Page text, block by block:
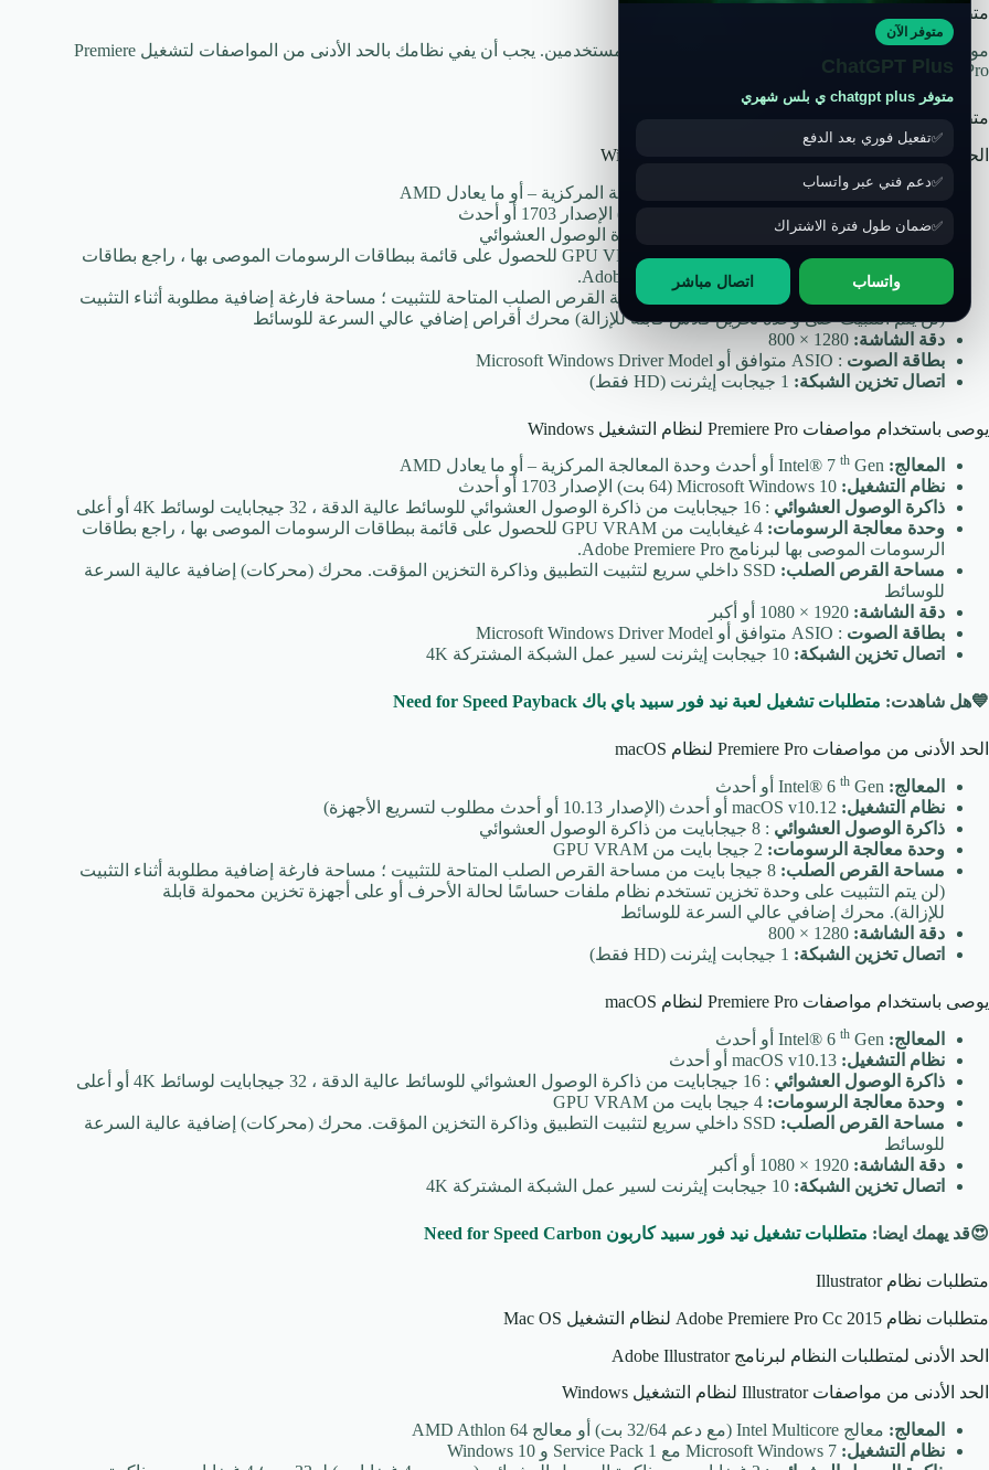
متطلبات نظام Adobe Premiere Pro
مواصفات النظام الموصى بها أدناه هي أفضل خيار للمستخدمين. يجب أن يفي نظامك بالحد الأدنى من المواصفات لتشغيل Premiere
Pro.
متطلبات النظام لبرنامج Adobe Premiere Pro
الحد الأدنى من مواصفات Premiere Pro لنظام Windows
المعالج:Intel® 6
th Gen أو أحدث وحدة المعالجة المركزية – أو ما يعادل AMD
ذاكرة الوصول العشوائي
وحدة معالجة الرسومات:
2 غيغابايت من GPU VRAM للحصول على قائمة ببطاقات الرسومات الموصى بها ، راجع بطاقات
الرسومات الموصى بها لبرنامج Adobe Premiere Pro.
مساحة القرص الصلب:
8 جيجا بايت من مساحة القرص الصلب المتاحة للتثبيت ؛ مساحة فارغة إضافية مطلوبة أثناء التثبيت
(لن يتم التثبيت على وحدة تخزين فلاش قابلة للإزالة) محرك أقراص إضافي عالي السرعة للوسائط
دقة الشاشة:
بطاقة الصوت : ASIO متوافق أو Microsoft Windows Driver Model
اتصال تخزين الشبكة:
يوصى باستخدام مواصفات Premiere Pro لنظام التشغيل Windows
المعالج:
th Gen أو أحدث وحدة المعالجة المركزية – أو ما يعادل AMD
نظام التشغيل:
ذاكرة الوصول العشوائي : 16 جيجابايت من ذاكرة الوصول العشوائي للوسائط عالية الدقة ، 32 جيجابايت لوسائط 4K أو أعلى
وحدة معالجة الرسومات:
4 غيغابايت من GPU VRAM للحصول على قائمة ببطاقات الرسومات الموصى بها ، راجع بطاقات
الرسومات الموصى بها لبرنامج Adobe Premiere Pro.
مساحة القرص الصلب:
SSD داخلي سريع لتثبيت التطبيق وذاكرة التخزين المؤقت. محرك (محركات) إضافية عالية السرعة
للوسائط
دقة الشاشة:
بطاقة الصوت : ASIO متوافق أو Microsoft Windows Driver Model
اتصال تخزين الشبكة:
💙هل شاهدت: متطلبات تشغيل لعبة نيد فور سبيد باي باك Need for Speed Payback
الحد الأدنى من مواصفات Premiere Pro لنظام macOS
المعالج:
th Gen أو أحدث
نظام التشغيل:
ذاكرة الوصول العشوائي : 8 جيجابايت من ذاكرة الوصول العشوائي
وحدة معالجة الرسومات:
مساحة القرص الصلب:
8 جيجا بايت من مساحة القرص الصلب المتاحة للتثبيت ؛ مساحة فارغة إضافية مطلوبة أثناء التثبيت
(لن يتم التثبيت على وحدة تخزين تستخدم نظام ملفات حساسًا لحالة الأحرف أو على أجهزة تخزين محمولة قابلة
للإزالة). محرك إضافي عالي السرعة للوسائط
دقة الشاشة:
اتصال تخزين الشبكة:
يوصى باستخدام مواصفات Premiere Pro لنظام macOS
المعالج:
th Gen أو أحدث
نظام التشغيل:
ذاكرة الوصول العشوائي : 16 جيجابايت من ذاكرة الوصول العشوائي للوسائط عالية الدقة ، 32 جيجابايت لوسائط 4K أو أعلى
وحدة معالجة الرسومات:
مساحة القرص الصلب:
SSD داخلي سريع لتثبيت التطبيق وذاكرة التخزين المؤقت. محرك (محركات) إضافية عالية السرعة
للوسائط
دقة الشاشة:
اتصال تخزين الشبكة:
😍قد يهمك ايضا: متطلبات تشغيل نيد فور سبيد كاربون Need for Speed Carbon
متطلبات نظام Illustrator
متطلبات نظام Adobe Premiere Pro Cc 2015 لنظام التشغيل Mac OS
الحد الأدنى لمتطلبات النظام لبرنامج Adobe Illustrator
الحد الأدنى من مواصفات Illustrator لنظام التشغيل Windows
المعالج: معالج Intel Multicore (مع دعم 32/64 بت) أو معالج AMD Athlon 64
نظام التشغيل:
متوفر الآن
ChatGPT Plus
متوفر chatgpt plus ي بلس شهري
تفعيل فوري بعد الدفع
دعم فني عبر واتساب
ضمان طول فترة الاشتراك
واتساب اتصال مباشر